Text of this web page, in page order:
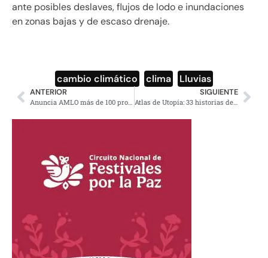
ante posibles deslaves, flujos de lodo e inundaciones
en zonas bajas y de escaso drenaje.
cambio climático clima Lluvias
ANTERIOR
Anuncia AMLO más de 100 proyectos para rescatar zonas fronterizas
SIGUIENTE
Atlas de Utopía: 33 historias de lucha por los derechos (video)